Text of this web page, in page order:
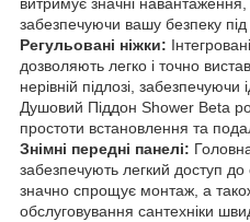
витримує значні
забезпечуючи вашу безпеку
Регульовані ніжки:
дозволяють легко і точно
нерівній підлозі,
Душовий Піддон Shower Beta
простоти встановлення та
Знімні передні панелі:
забезпечують легкий доступ
значно спрощує монтаж, а
обслуговування сантехніки